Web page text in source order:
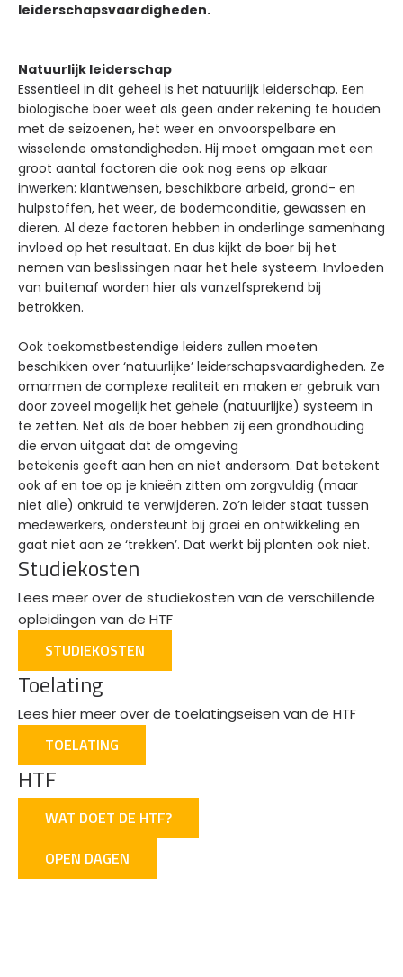
leiderschapsvaardigheden.
Natuurlijk leiderschap
Essentieel in dit geheel is het natuurlijk leiderschap. Een
biologische boer weet als geen ander rekening te houden
met de seizoenen, het weer en onvoorspelbare en
wisselende omstandigheden. Hij moet omgaan met een
groot aantal factoren die ook nog eens op elkaar
inwerken: klantwensen, beschikbare arbeid, grond- en
hulpstoffen, het weer, de bodemconditie, gewassen en
dieren. Al deze factoren hebben in onderlinge samenhang
invloed op het resultaat. En dus kijkt de boer bij het
nemen van beslissingen naar het hele systeem. Invloeden
van buitenaf worden hier als vanzelfsprekend bij
betrokken.
Ook toekomstbestendige leiders zullen moeten
beschikken over ‘natuurlijke’ leiderschapsvaardigheden. Ze
omarmen de complexe realiteit en maken er gebruik van
door zoveel mogelijk het gehele (natuurlijke) systeem in
te zetten. Net als de boer hebben zij een grondhouding
die ervan uitgaat dat de omgeving
betekenis geeft aan hen en niet andersom. Dat betekent
ook af en toe op je knieën zitten om zorgvuldig (maar
niet alle) onkruid te verwijderen. Zo’n leider staat tussen
medewerkers, ondersteunt bij groei en ontwikkeling en
gaat niet aan ze ‘trekken’. Dat werkt bij planten ook niet.
Studiekosten
Lees meer over de studiekosten van de verschillende
opleidingen van de HTF
STUDIEKOSTEN
Toelating
Lees hier meer over de toelatingseisen van de HTF
TOELATING
HTF
WAT DOET DE HTF?
OPEN DAGEN